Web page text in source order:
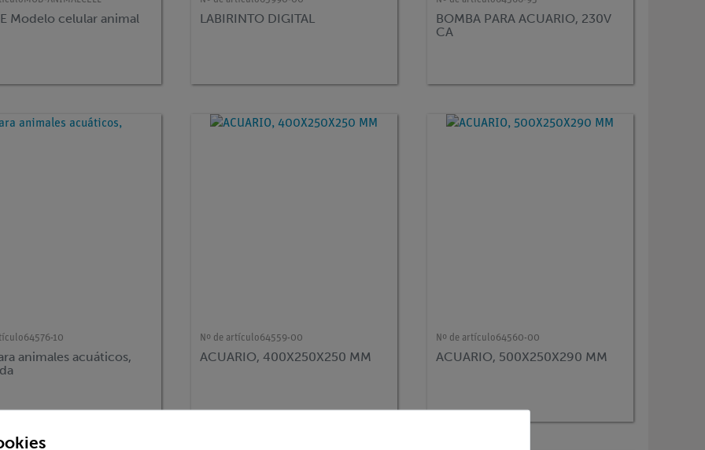
Modelo celular animal LABIRINTO DIGITAL
BOMBA PARA ACUARIO, 230V
CA
64576-10
animales acuáticos,
Nº de artículo64559-00
ACUARIO, 400X250X250 MM
Nº de artículo64560-00
ACUARIO, 500X250X290 MM